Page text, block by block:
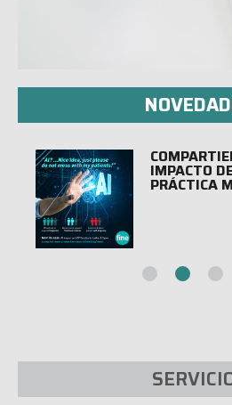
IMPACTO
PRÁCTICA